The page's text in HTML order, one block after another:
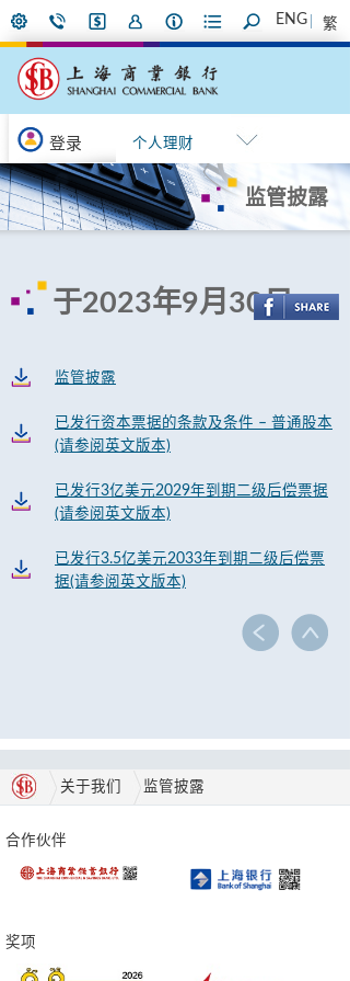
ENG 繁
登录 个人理财
监管披露
于2023年9月30日
监管披露
已发行资本票据的条款及条件 – 普通股本
(请参阅英文版本)
已发行3亿美元2029年到期二级后偿票据
(请参阅英文版本)
已发行3.5亿美元2033年到期二级后偿票
据(请参阅英文版本)
关于我们 监管披露
合作伙伴
奖项